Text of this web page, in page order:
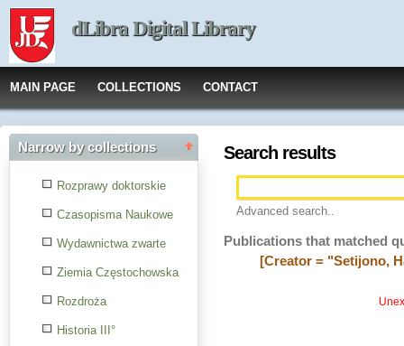
dLibra Digital Library
MAIN PAGE COLLECTIONS CONTACT
Narrow by collections
Rozprawy doktorskie
Czasopisma Naukowe
Wydawnictwa zwarte
Ziemia Częstochowska
Rozdroża
Historia III°
Search results
Advanced search..
Publications that matched
[Creator = "Setijono,